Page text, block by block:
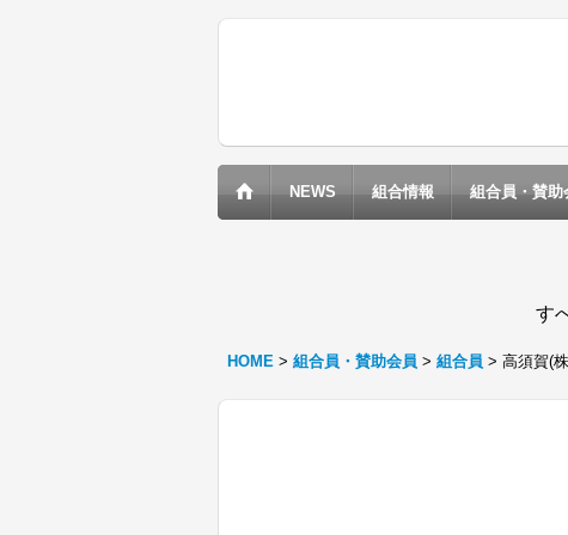
NEWS 組合情報 組合員・賛助
す
HOME > 組合員・賛助会員 > 組合員 > 高須賀(